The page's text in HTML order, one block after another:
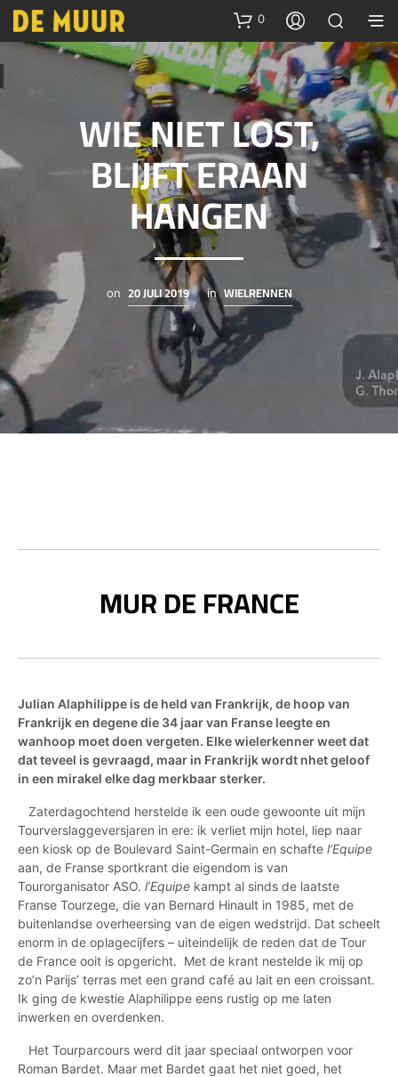
0
WIE NIET LOST,
BLIJFT ERAAN
HANGEN
on 20 JULI 2019 in WIELRENNEN
MUR DE FRANCE
Julian Alaphilippe is de held van Frankrijk, de hoop van
Frankrijk en degene die 34 jaar van Franse leegte en
wanhoop moet doen vergeten. Elke wielerkenner weet dat
dat teveel is gevraagd, maar in Frankrijk wordt nhet geloof
in een mirakel elke dag merkbaar sterker.
Zaterdagochtend herstelde ik een oude gewoonte uit mijn
Tourverslaggeversjaren in ere: ik verliet mijn hotel, liep naar
een kiosk op de Boulevard Saint-Germain en schafte l’Equipe
aan, de Franse sportkrant die eigendom is van
Tourorganisator ASO. l’Equipe kampt al sinds de laatste
Franse Tourzege, die van Bernard Hinault in 1985, met de
buitenlandse overheersing van de eigen wedstrijd. Dat scheelt
enorm in de oplagecijfers – uiteindelijk de reden dat de Tour
de France ooit is opgericht. Met de krant nestelde ik mij op
zo’n Parijs’ terras met een grand café au lait en een croissant.
Ik ging de kwestie Alaphilippe eens rustig op me laten
inwerken en overdenken.
Het Tourparcours werd dit jaar speciaal ontworpen voor
Roman Bardet. Maar met Bardet gaat het niet goed, het